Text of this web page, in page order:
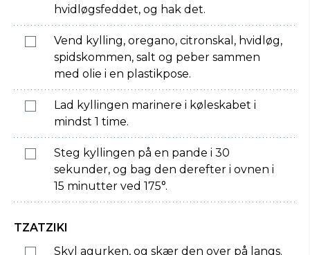
hvidløgsfeddet, og hak det.
Vend kylling, oregano, citronskal, hvidløg,
spidskommen, salt og peber sammen
med olie i en plastikpose.
Lad kyllingen marinere i køleskabet i
mindst 1 time.
Steg kyllingen på en pande i 30
sekunder, og bag den derefter i ovnen i
15 minutter ved 175°.
TZATZIKI
Skyl agurken, og skær den over på langs.